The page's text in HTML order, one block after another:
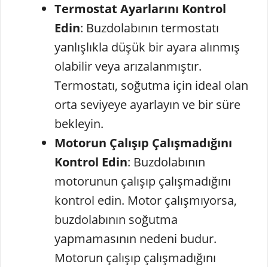
Termostat Ayarlarını Kontrol
Edin: Buzdolabının termostatı
yanlışlıkla düşük bir ayara alınmış
olabilir veya arızalanmıştır.
Termostatı, soğutma için ideal olan
orta seviyeye ayarlayın ve bir süre
bekleyin.
Motorun Çalışıp Çalışmadığını
Kontrol Edin: Buzdolabının
motorunun çalışıp çalışmadığını
kontrol edin. Motor çalışmıyorsa,
buzdolabının soğutma
yapmamasının nedeni budur.
Motorun çalışıp çalışmadığını